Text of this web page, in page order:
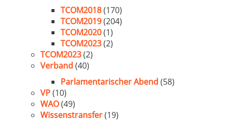
TCOM2018(170)
TCOM2019(204)
TCOM2020(1)
TCOM2023(2)
TCOM2023(2)
Verband (40)
Parlamentarischer Abend (58)
VP(10)
WAO(49)
Wissenstransfer(19)